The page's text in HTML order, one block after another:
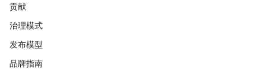
贡献
治理模式
发布模型
品牌指南